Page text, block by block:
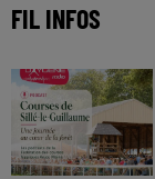
FIL INFOS